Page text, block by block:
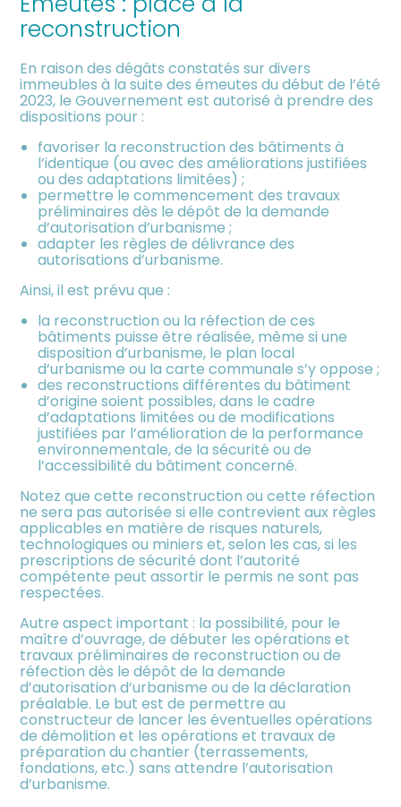
Investir dans la location
reconstruction
En raison des dégâts constatés sur divers
immeubles à la suite des émeutes du début de l’été
2023, le Gouvernement est autorisé à prendre des
dispositions pour :
favoriser la reconstruction des bâtiments à
l’identique (ou avec des améliorations justifiées
ou des adaptations limitées) ;
permettre le commencement des travaux
préliminaires dès le dépôt de la demande
d’autorisation d’urbanisme ;
adapter les règles de délivrance des
autorisations d’urbanisme.
Ainsi, il est prévu que :
la reconstruction ou la réfection de ces
bâtiments puisse être réalisée, même si une
disposition d’urbanisme, le plan local
d’urbanisme ou la carte communale s’y oppose ;
des reconstructions différentes du bâtiment
d’origine soient possibles, dans le cadre
d’adaptations limitées ou de modifications
justifiées par l’amélioration de la performance
environnementale, de la sécurité ou de
l’accessibilité du bâtiment concerné.
Notez que cette reconstruction ou cette réfection
ne sera pas autorisée si elle contrevient aux règles
applicables en matière de risques naturels,
technologiques ou miniers et, selon les cas, si les
prescriptions de sécurité dont l’autorité
compétente peut assortir le permis ne sont pas
respectées.
Autre aspect important : la possibilité, pour le
maître d’ouvrage, de débuter les opérations et
travaux préliminaires de reconstruction ou de
réfection dès le dépôt de la demande
d’autorisation d’urbanisme ou de la déclaration
préalable. Le but est de permettre au
constructeur de lancer les éventuelles opérations
de démolition et les opérations et travaux de
préparation du chantier (terrassements,
fondations, etc.) sans attendre l’autorisation
d’urbanisme.